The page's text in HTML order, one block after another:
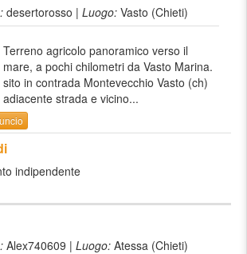
desertorosso | Luogo: Vasto (Chieti)
Terreno agricolo panoramico verso il
mare, a pochi chilometri da Vasto Marina.
sito in contrada Montevecchio Vasto (ch)
adiacente strada e vicino...
indipendente
Alex740609 | Luogo: Atessa (Chieti)